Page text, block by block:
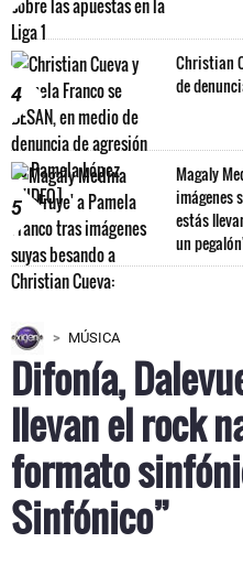
4
Christian
de
5
Magaly
imágenes
estás
un
MÚSICA
Difonía,
llevan el rock
formato
Sinfónico”